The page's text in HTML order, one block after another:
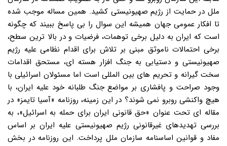
ملل در حمایت از رژیم صهیونیستی کشید. همین مساله موجب شده
تا افکار عمومی جهان همیشه این سوال را بی پاسخ ببیند که چگونه
است که ایران به دلیل برخی توهمات، فرضیات و در بالا ترین سطح،
برخی احتمالات ناموثق مبنی بر تلاش برای اقدام نظامی علیه رژیم
صهیونیستی و دستیابی به جنگ افزار هسته ای، مستحق اقدامات
سخت گیرانه و تحریم های بین المللی است اما مسئولان اسرائیلی با
وجود صراحت و پافشاری بر مواضع جنگ طلبانه خود علیه ایران، با
هیچ واکنشی روبرو نمی شوند؟ در این زمینه، روزنامه «آسیا تایمز» در
مقاله ای تحت عنوان «حق قانونی ایران برای حمله به اسرائیل»، به
بررسی تهدیدهای غیرقانونی رژیم صهیونیستی علیه ایران بر اساس
مفاد و قوانین اساسنامه سازمان ملل پرداخت. این روزنامه در بخش